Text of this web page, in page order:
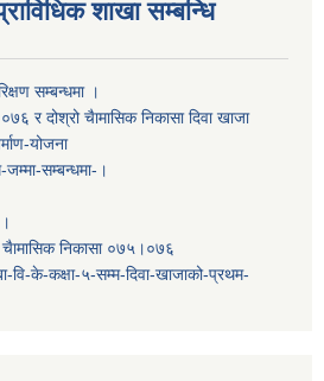
शाखा सम्बन्धि
सम्बन्धमा ।
र दोश्रो चैामासिक निकासा दिवा खाजा
योजना
जम्मा-सम्बन्धमा-।
च‌ैामासिक निकासा ०७५।०७६
वि-के-कक्षा-५-सम्म-दिवा-खाजाको-प्रथम-